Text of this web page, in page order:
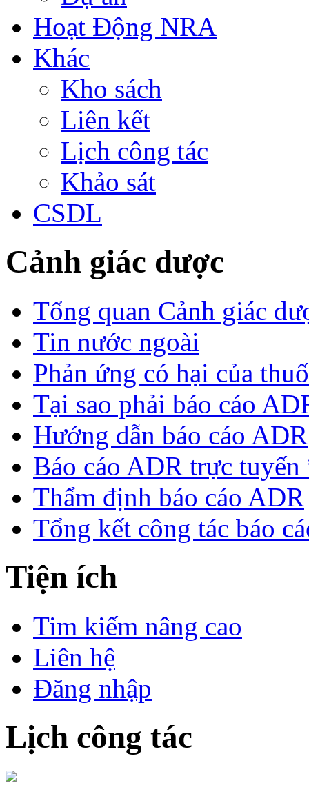
Hoạt Động NRA
Khác
Kho sách
Liên kết
Lịch công tác
Khảo sát
CSDL
Cảnh giác dược
Tổng quan Cảnh giác
Tin nước ngoài
Phản ứng có hại của
Tại sao phải báo cáo
Hướng dẫn báo cáo ADR
Báo cáo ADR trực
Thẩm định báo cáo ADR
Tổng kết công tác báo
Tiện ích
Tim kiếm nâng cao
Liên hệ
Đăng nhập
Lịch công tác